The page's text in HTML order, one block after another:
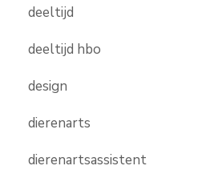
deeltijd
deeltijd hbo
design
dierenarts
dierenartsassistent